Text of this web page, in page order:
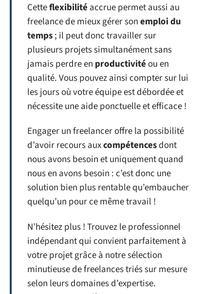
Cetteflexibilité accrue permet aussi au
freelance de mieux gérer sonemploi du
temps; il peut donc travailler sur
plusieurs projets simultanément sans
jamais perdre en productivité ou en
qualité. Vous pouvez ainsi compter sur lui
les jours où votre équipe est débordée et
nécessite une aide ponctuelle et efficace !
Engager un freelancer offre la possibilité
d’avoir recours auxcompétencesdont
nous avons besoin et uniquement quand
nous en avons besoin : c’est donc une
solution bien plus rentable qu’embaucher
quelqu’un pour ce même travail !
N’hésitez plus ! Trouvez le professionnel
indépendant qui convient parfaitement à
votre projet grâce à notre sélection
minutieuse de freelances triés sur mesure
selon leurs domaines d’expertise.